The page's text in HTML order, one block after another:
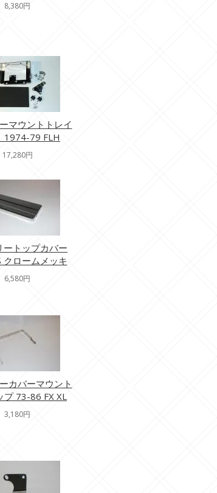
8,380円
マウントトレイ
1974-79 FLH
17,280円
ートップカバー
クロームメッキ
6,580円
カバーマウント
プ 73-86 FX XL
3,180円